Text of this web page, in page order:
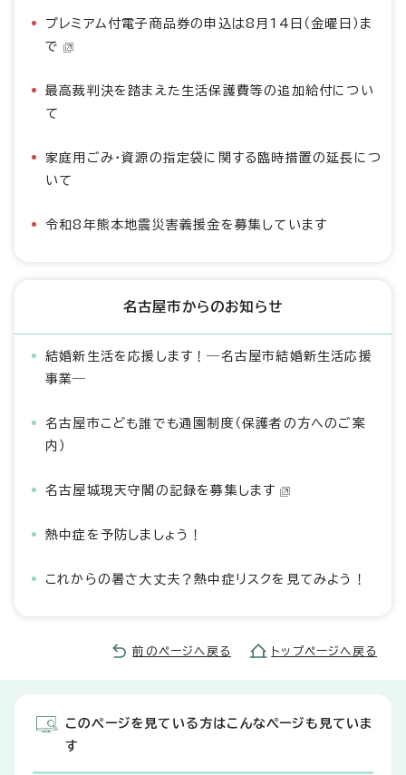
プレミアム付電子商品券の申込は8月14日（金曜日）ま
で
最高裁判決を踏まえた生活保護費等の追加給付につい
て
家庭用ごみ・資源の指定袋に関する臨時措置の延長につ
いて
令和8年熊本地震災害義援金を募集しています
名古屋市からのお知らせ
結婚新生活を応援します！―名古屋市結婚新生活応援
事業―
名古屋市こども誰でも通園制度（保護者の方へのご案
内）
名古屋城現天守閣の記録を募集します
熱中症を予防しましょう！
これからの暑さ大丈夫？熱中症リスクを見てみよう！
前のページへ戻る トップページへ戻る
このページを見ている方はこんなページも見ていま
す